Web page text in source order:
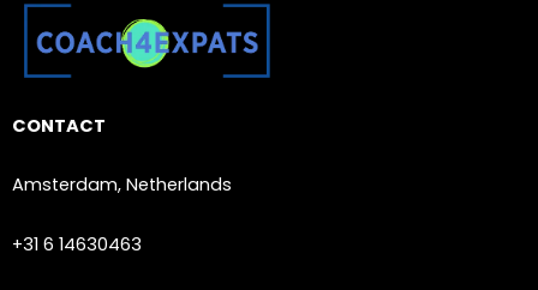
CONTACT
Amsterdam, Netherlands
+31 6 14630463